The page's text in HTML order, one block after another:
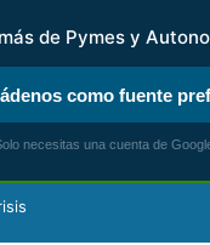
KIT
de Pymes y
como fuente
necesitas una cuenta de